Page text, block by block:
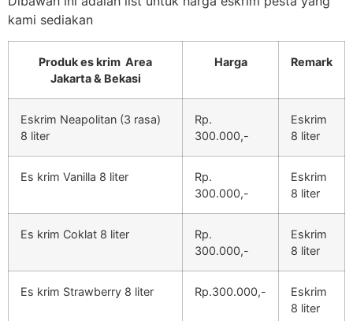
kami sediakan
Produk es krim Area
Jakarta & Bekasi
Harga Remark
Eskrim Neapolitan (3 rasa)
8 liter
Rp.
300.000,-
Eskrim
8 liter
Es krim Vanilla 8 liter
Rp.
300.000,-
Eskrim
8 liter
Es krim Coklat 8 liter
Rp.
300.000,-
Eskrim
8 liter
Es krim Strawberry 8 liter Rp.300.000,-
Eskrim
8 liter